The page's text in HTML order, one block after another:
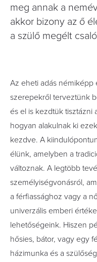
meg annak a
akkor bizony az ő
a szülő megélt
Az eheti adás némiképp
szerepekről terveztünk
és el is kezdtük tisztázni
hogyan alakulnak ki
kezdve. A
élünk, amelyben a
változnak. A legtöbb
személyiségvonásról,
a férfiassághoz vagy a
univerzális emberi
lehetőségeink. Hiszen
hősies, bátor, vagy egy
házimunka és a